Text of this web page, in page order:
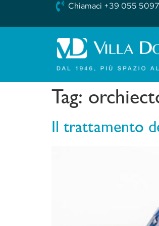
Chiamaci +39 055
Tag:
Il trattamento